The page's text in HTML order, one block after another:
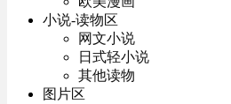
小说-读物区
网文小说
日式轻小说
其他读物
图片区